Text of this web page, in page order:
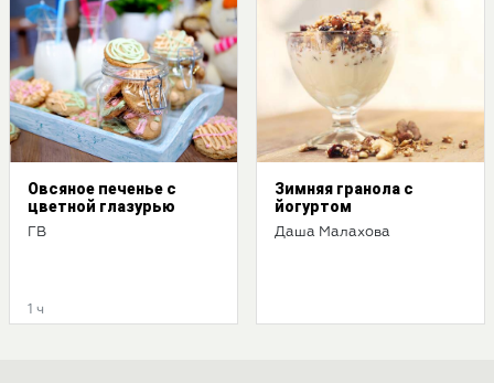
Овсяное печенье с
цветной глазурью
ГВ
1 ч
Зимняя гранола с
йогуртом
Даша Малахова